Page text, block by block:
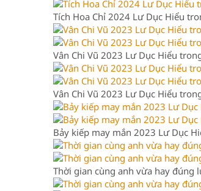
Tích Hoa Chỉ 2024 Lư Dục Hiểu
Vân Chi Vũ 2023 Lư Dục Hiểu
Vân Chi Vũ 2023 Lư Dục Hiểu
Bảy kiếp may mắn 2023 Lư Dục
Thời gian cùng anh vừa hay đúng